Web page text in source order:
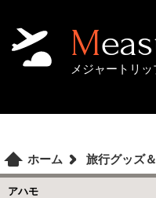
メジャートリ
ホーム 旅行グッズ
アハモ